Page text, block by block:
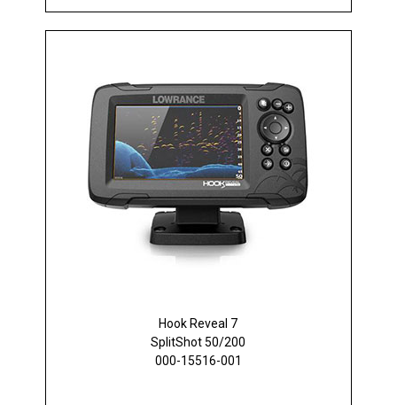
Hook Reveal 7
SplitShot 50/200
000-15516-001